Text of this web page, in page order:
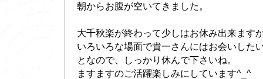
朝からお腹が空いてきました。
大千秋楽が終わって少しはお休み出来ます
いろいろな場面で貴一さんにはお会いした
となので、しっかり休んで下さいね。
ますますのご活躍楽しみにしています^_^